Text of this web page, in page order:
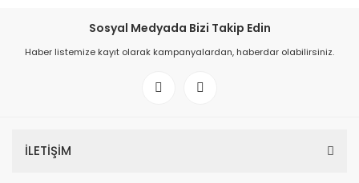
Sosyal Medyada Bizi Takip Edin
Haber listemize kayıt olarak kampanyalardan, haberdar olabilirsiniz.
İLETİŞİM